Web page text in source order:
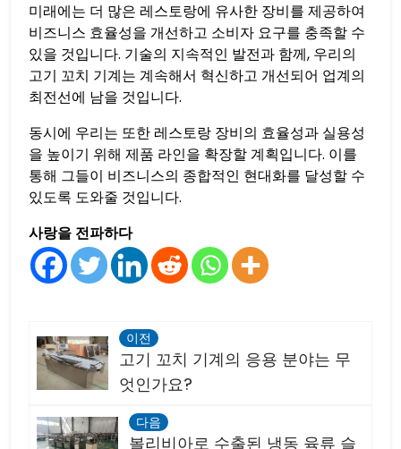
미래에는 더 많은 레스토랑에 유사한 장비를 제공하여
비즈니스 효율성을 개선하고 소비자 요구를 충족할 수
있을 것입니다. 기술의 지속적인 발전과 함께, 우리의
고기 꼬치 기계는 계속해서 혁신하고 개선되어 업계의
최전선에 남을 것입니다.
동시에 우리는 또한 레스토랑 장비의 효율성과 실용성
을 높이기 위해 제품 라인을 확장할 계획입니다. 이를
통해 그들이 비즈니스의 종합적인 현대화를 달성할 수
있도록 도와줄 것입니다.
사랑을 전파하다
이전
고기 꼬치 기계의 응용 분야는 무
엇인가요?
다음
볼리비아로 수출된 냉동 육류 슬